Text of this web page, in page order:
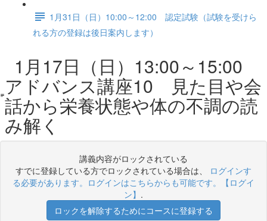
1月31日（日）10:00～12:00 認定試験（試験を受けら
れる方の登録は後日案内します）
1月17日（日）13:00～15:00
アドバンス講座10 見た目や会
話から栄養状態や体の不調の読
み解く
講義内容がロックされている
すでに登録している方でロックされている場合は、 ログインす
る必要があります。ログインはこちらからも可能です。【ログイ
ン】 .
ロックを解除するためにコースに登録する